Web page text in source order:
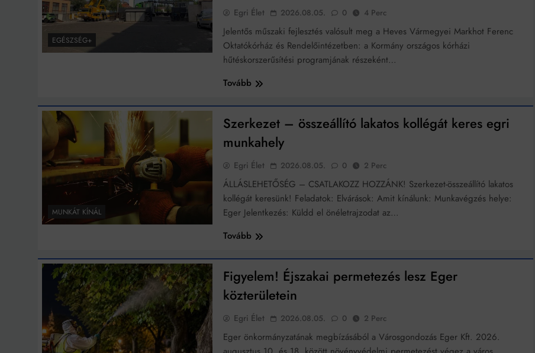
EGÉSZSÉG+
Egri Élet 2026.08.05. 0 4 Perc
Jelentős műszaki fejlesztés valósult meg a Heves Vármegyei Markhot Ferenc
Oktatókórház és Rendelőintézetben: a Kormány országos kórházi
hűtéskorszerűsítési programjának részeként…
Tovább
MUNKÁT KÍNÁL
Szerkezet – összeállító lakatos kollégát keres egri
munkahely
Egri Élet 2026.08.05. 0 2 Perc
ÁLLÁSLEHETŐSÉG – CSATLAKOZZ HOZZÁNK! Szerkezet-összeállító lakatos
kollégát keresünk! Feladatok: Elvárások: Amit kínálunk: Munkavégzés helye:
Eger Jelentkezés: Küldd el önéletrajzodat az…
Tovább
Figyelem! Éjszakai permetezés lesz Eger
közterületein
Egri Élet 2026.08.05. 0 2 Perc
Eger önkormányzatának megbízásából a Városgondozás Eger Kft. 2026.